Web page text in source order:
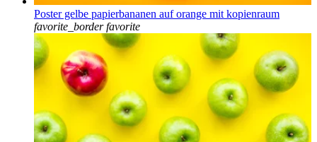
Poster gelbe papierbananen auf orange mit kopienraum
favorite_border favorite